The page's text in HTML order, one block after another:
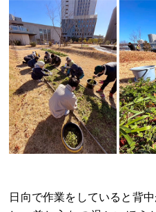
日向で作業をしていると背